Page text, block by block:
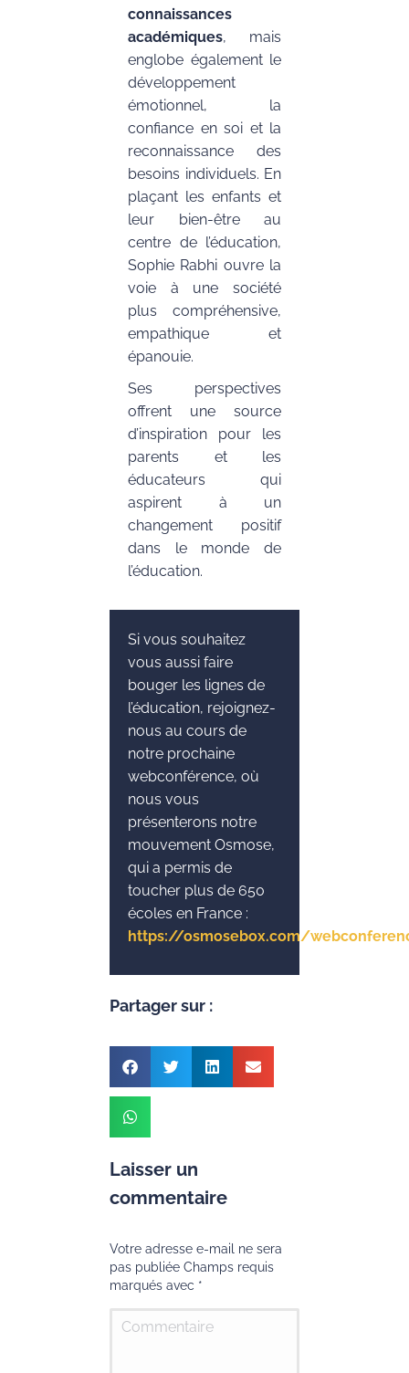
connaissances
académiques, mais
englobe également le
développement
émotionnel, la
confiance en soi et la
reconnaissance des
besoins individuels. En
plaçant les enfants et
leur bien-être au
centre de l’éducation,
Sophie Rabhi ouvre la
voie à une société
plus compréhensive,
empathique et
épanouie.
Ses perspectives
offrent une source
d’inspiration pour les
parents et les
éducateurs qui
aspirent à un
changement positif
dans le monde de
l’éducation.
Si vous souhaitez
vous aussi faire
bouger les lignes de
l’éducation, rejoignez-
nous au cours de
notre prochaine
webconférence, où
nous vous
présenterons notre
mouvement Osmose,
qui a permis de
toucher plus de 650
écoles en France :
https://osmosebox.com/
Partager sur :
Laisser un
commentaire
Votre adresse e-mail ne sera
pas publiée Champs requis
marqués avec *
Commentaire